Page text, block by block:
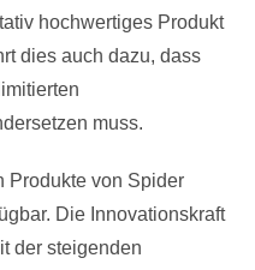
hochwertiges Produkt
dies auch dazu, dass
muss.
Produkte von Spider
Die Innovationskraft
der steigenden